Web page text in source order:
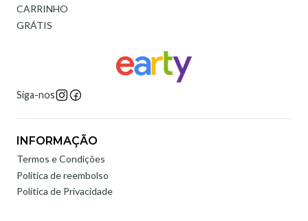
CARRINHO
GRÁTIS
Siga-nos
INFORMAÇÃO
Termos e Condições
Politica de reembolso
Política de Privacidade